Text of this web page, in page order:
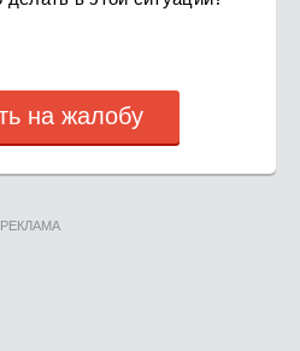
на жалобу
РЕКЛАМА